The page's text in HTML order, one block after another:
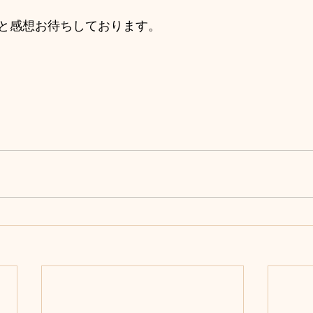
感想お待ちしております。